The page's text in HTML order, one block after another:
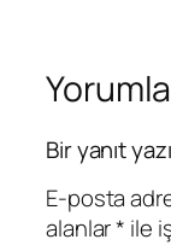
Bir yanıt
E-posta
alanlar* ile